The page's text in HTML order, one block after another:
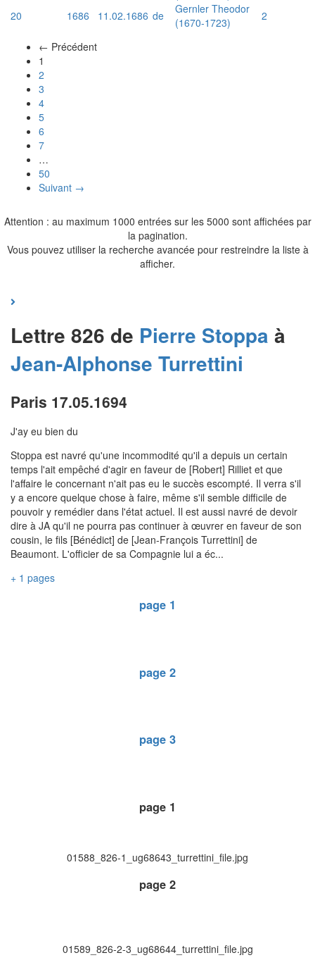
20
1686 11.02.1686 de
Gernler Theodor
(1670-1723)
2
← Précédent
1
2
3
4
5
6
7
…
50
Suivant →
Attention : au maximum 1000 entrées sur les 5000 sont affichées par
la pagination.
Vous pouvez utiliser la recherche avancée pour restreindre la liste à
afficher.
Lettre 826 de Pierre Stoppa à
Jean-Alphonse Turrettini
Paris 17.05.1694
J'ay eu bien du
Stoppa est navré qu'une incommodité qu'il a depuis un certain
temps l'ait empêché d'agir en faveur de [Robert] Rilliet et que
l'affaire le concernant n'ait pas eu le succès escompté. Il verra s'il
y a encore quelque chose à faire, même s'il semble difficile de
pouvoir y remédier dans l'état actuel. Il est aussi navré de devoir
dire à JA qu'il ne pourra pas continuer à œuvrer en faveur de son
cousin, le fils [Bénédict] de [Jean-François Turrettini] de
Beaumont. L'officier de sa Compagnie lui a éc...
+ 1 pages
page 1
page 2
page 3
page 1
01588_826-1_ug68643_turrettini_file.jpg
page 2
01589_826-2-3_ug68644_turrettini_file.jpg